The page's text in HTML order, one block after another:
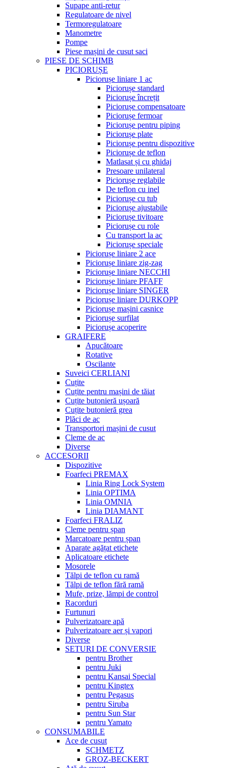
Supape anti-retur
Regulatoare de nivel
Termoregulatoare
Manometre
Pompe
Piese mașini de cusut saci
PIESE DE SCHIMB
PICIORUȘE
Piciorușe liniare 1 ac
Piciorușe standard
Piciorușe încrețit
Piciorușe compensatoare
Piciorușe fermoar
Piciorușe pentru piping
Piciorușe plate
Piciorușe pentru dispozitive
Piciorușe de teflon
Matlasat și cu ghidaj
Presoare unilateral
Piciorușe reglabile
De teflon cu inel
Piciorușe cu tub
Piciorușe ajustabile
Piciorușe tivitoare
Piciorușe cu role
Cu transport la ac
Piciorușe speciale
Piciorușe liniare 2 ace
Piciorușe liniare zig-zag
Piciorușe liniare NECCHI
Piciorușe liniare PFAFF
Piciorușe liniare SINGER
Piciorușe liniare DURKOPP
Piciorușe mașini casnice
Piciorușe surfilat
Piciorușe acoperire
GRAIFERE
Apucătoare
Rotative
Oscilante
Suveici CERLIANI
Cuțite
Cuțite pentru mașini de tăiat
Cuțite butonieră ușoară
Cuțite butonieră grea
Plăci de ac
Transportori mașini de cusut
Cleme de ac
Diverse
ACCESORII
Dispozitive
Foarfeci PREMAX
Linia Ring Lock System
Linia OPTIMA
Linia OMNIA
Linia DIAMANT
Foarfeci FRALIZ
Cleme pentru șpan
Marcatoare pentru șpan
Aparate agățat etichete
Aplicatoare etichete
Mosorele
Tălpi de teflon cu ramă
Tălpi de teflon fără ramă
Mufe, prize, lămpi de control
Racorduri
Furtunuri
Pulverizatoare apă
Pulverizatoare aer și vapori
Diverse
SETURI DE CONVERSIE
pentru Brother
pentru Juki
pentru Kansai Special
pentru Kingtex
pentru Pegasus
pentru Siruba
pentru Sun Star
pentru Yamato
CONSUMABILE
Ace de cusut
SCHMETZ
GROZ-BECKERT